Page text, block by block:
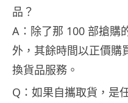
品？
A：除了那 100 部搶購
外，其餘時間以正價購
換貨品服務。
Q：如果自攜取貨，是